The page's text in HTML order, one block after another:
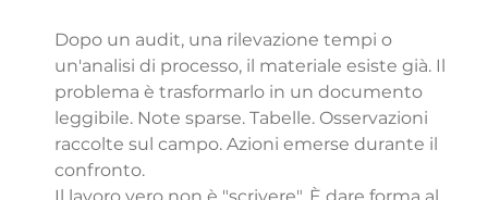
Dopo un audit, una rilevazione tempi o
un'analisi di processo, il materiale esiste già. Il
problema è trasformarlo in un documento
leggibile. Note sparse. Tabelle. Osservazioni
raccolte sul campo. Azioni emerse durante il
confronto.